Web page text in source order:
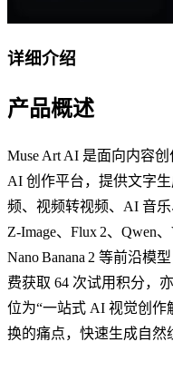
详细介绍
产品概述
Muse Art AI 是面向内容
AI 创作平台，提供文字
频、视频转视频、AI 音
Z‑Image、Flux 2、Qwen、
Nano Banana 2 等前沿模
费获取 64 次试用积分，
位为“一站式 AI 视觉创作
换的痛点，快速生成自然